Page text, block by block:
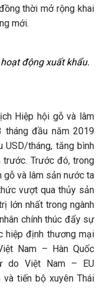
thời mở rộng khai
mới.
động xuất khẩu.
Hiệp hội gỗ và lâm
tháng đầu năm 2019
USD/tháng, tăng bình
Trước đó, trong
gỗ và lâm sản nước ta
vượt qua thủy sản
lớn nhất trong ngành
chính thúc đẩy sự
hiệp định thương mại
Nam – Hàn Quốc
do Việt Nam – EU
và tiến bộ xuyên Thái